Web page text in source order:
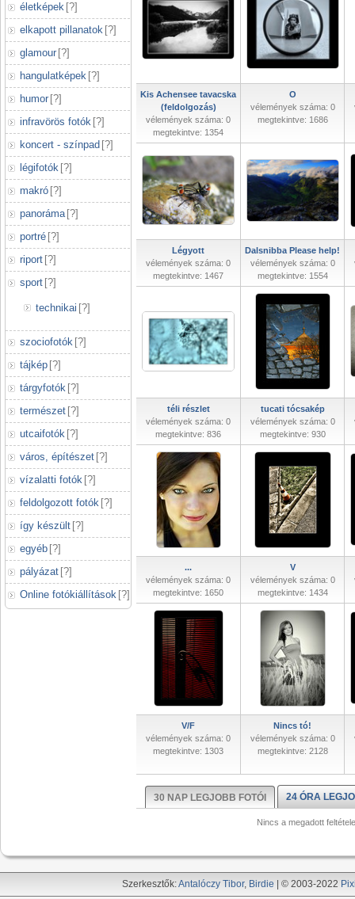
életképek [?]
elkapott pillanatok [?]
glamour [?]
hangulatképek [?]
humor [?]
infravörös fotók [?]
koncert - színpad [?]
légifotók [?]
makró [?]
panoráma [?]
portré [?]
riport [?]
sport [?]
technikai [?]
szociofotók [?]
tájkép [?]
tárgyfotók [?]
természet [?]
utcaifotók [?]
város, építészet [?]
vízalatti fotók [?]
feldolgozott fotók [?]
így készült [?]
egyéb [?]
pályázat [?]
Online fotókiállítások [?]
Kis Achensee tavacska
(feldolgozás)
vélemények száma: 0
megtekintve: 1354
O
vélemények száma: 0
megtekintve: 1686
Légyott
vélemények száma: 0
megtekintve: 1467
Dalsnibba Please help!
vélemények száma: 0
megtekintve: 1554
téli részlet
vélemények száma: 0
megtekintve: 836
tucati tócsakép
vélemények száma: 0
megtekintve: 930
...
vélemények száma: 0
megtekintve: 1650
V
vélemények száma: 0
megtekintve: 1434
V/F
vélemények száma: 0
megtekintve: 1303
Nincs tó!
vélemények száma: 0
megtekintve: 2128
30 NAP LEGJOBB FOTÓI 24 ÓRA
Nincs a megadott
Szerkesztők:Antalóczy Tibor, Birdie | © 2003-2022